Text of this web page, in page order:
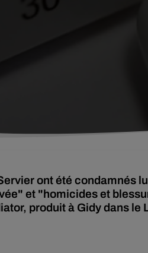
ont été condamnés
et "homicides et
produit à Gidy dans